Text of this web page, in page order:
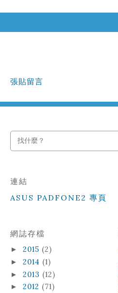
張貼留言
連結
ASUS PADFONE2 專頁
網誌存檔
►2015 (2)
►2014 (1)
►2013 (12)
►2012 (71)